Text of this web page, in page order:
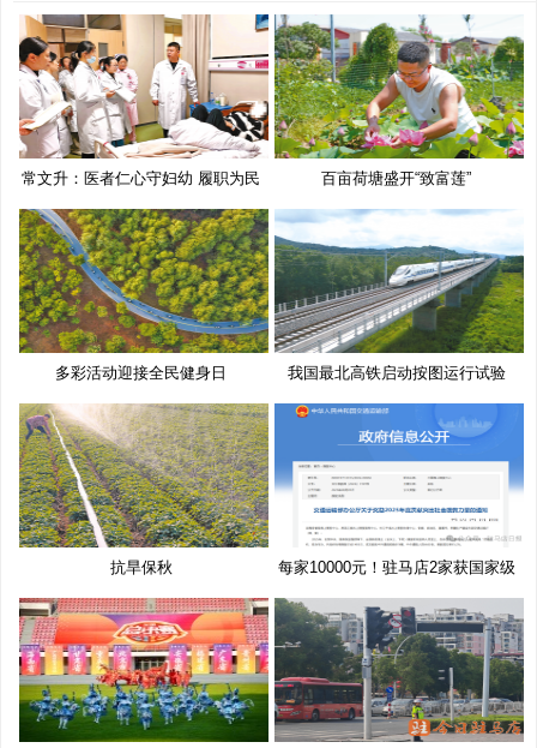
常文升：医者仁心守妇幼 履职为民 百亩荷塘盛开“致富莲”
多彩活动迎接全民健身日 我国最北高铁启动按图运行试验
抗旱保秋
每家10000元！驻马店2家获国家级
奖